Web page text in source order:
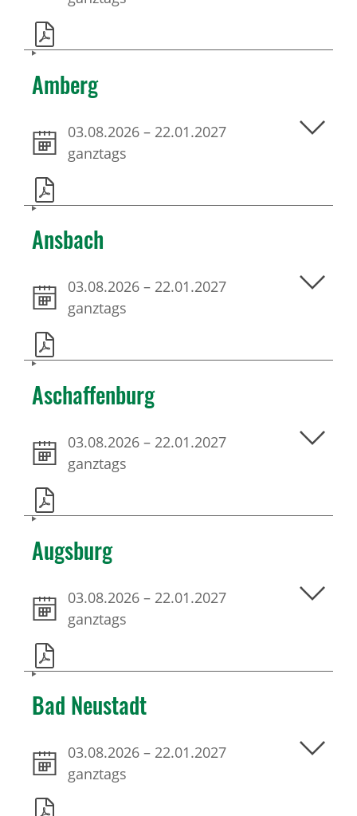
Amberg
03.08.2026 – 22.01.2027
ganztags
Ansbach
03.08.2026 – 22.01.2027
ganztags
Aschaffenburg
03.08.2026 – 22.01.2027
ganztags
Augsburg
03.08.2026 – 22.01.2027
ganztags
Bad Neustadt
03.08.2026 – 22.01.2027
ganztags